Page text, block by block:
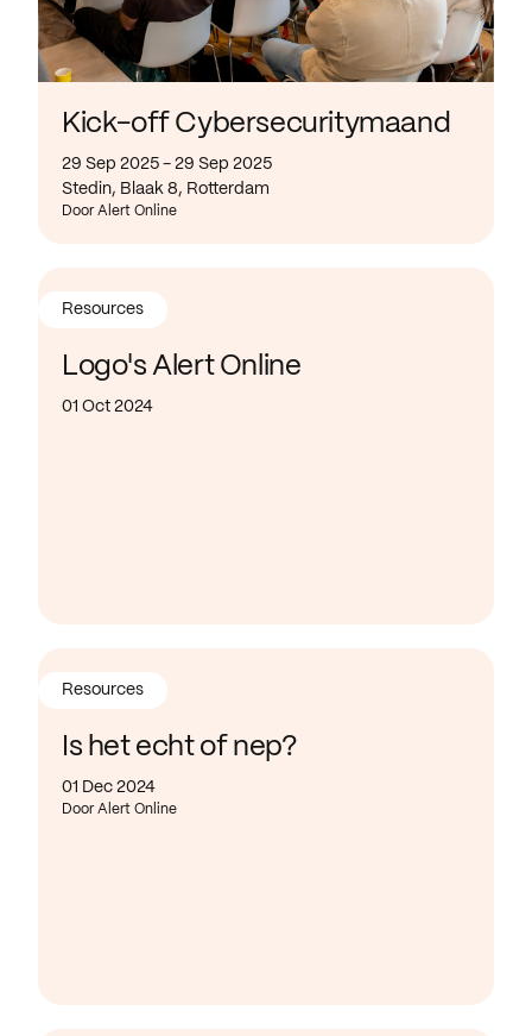
Kick-off Cybersecuritymaand
29 Sep 2025 - 29 Sep 2025
Stedin, Blaak 8, Rotterdam
Door Alert Online
Logo's Alert Online
01 Oct 2024
Resources
Is het echt of nep?
01 Dec 2024
Door Alert Online
Resources